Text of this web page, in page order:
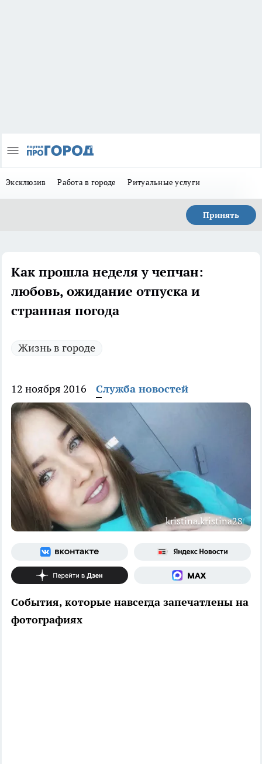
Эксклюзив Работа в городе Ритуальные услуги
Принять
Как прошла неделя у чепчан:
любовь, ожидание отпуска и
странная погода
Жизнь в городе
12 ноября 2016 Служба новостей
kristina.kristina28
События, которые навсегда запечатлены на
фотографиях